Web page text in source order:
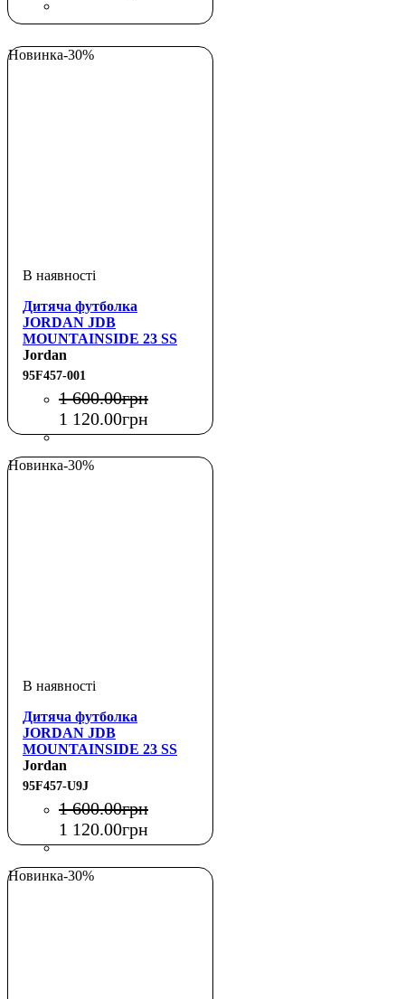
Новинка-30%
Дитяча футболка
JORDAN JDB
MOUNTAINSIDE 23 SS
TEE
Jordan
95F457-001
1 600.00грн
1 120.00грн
Новинка-30%
Дитяча футболка
JORDAN JDB
MOUNTAINSIDE 23 SS
TEE
Jordan
95F457-U9J
1 600.00грн
1 120.00грн
Новинка-30%